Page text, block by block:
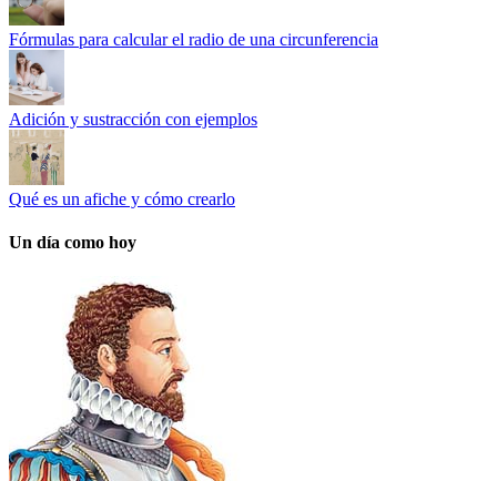
Fórmulas para calcular el radio de una circunferencia
Adición y sustracción con ejemplos
Qué es un afiche y cómo crearlo
Un día como hoy